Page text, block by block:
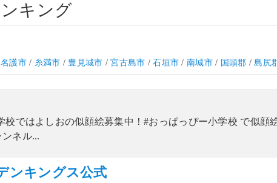
キング
名護市/ 糸満市 / 豊見城市 /宮古島市 /石垣市 / 南城市/ 国頭郡 /島尻
校ではよしおの似顔絵募集中！#おっぱっぴー小学校 で似顔
ンネル...
ンキングス公式